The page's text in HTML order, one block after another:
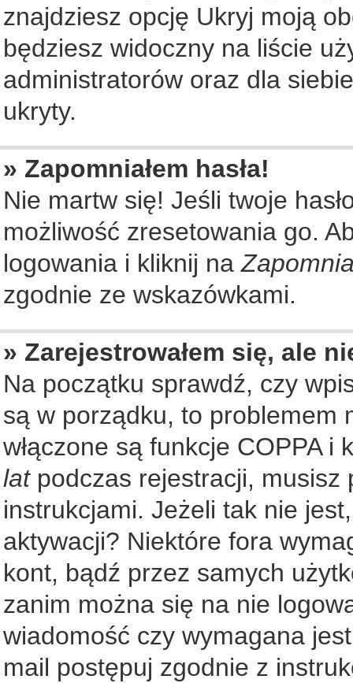
znajdziesz opcję Ukryj moją
będziesz widoczny na liście
administratorów oraz dla
ukryty.
» Zapomniałem hasła!
Nie martw się! Jeśli twoje
możliwość zresetowania go.
logowania i kliknij na
zgodnie ze wskazówkami.
» Zarejestrowałem się, ale
Na początku sprawdź, czy
są w porządku, to problemem
włączone są funkcje COPPA i
latpodczas rejestracji, musisz
instrukcjami. Jeżeli tak nie
aktywacji? Niektóre fora
kont, bądź przez samych
zanim można się na nie
wiadomość czy wymagana
mail postępuj zgodnie z